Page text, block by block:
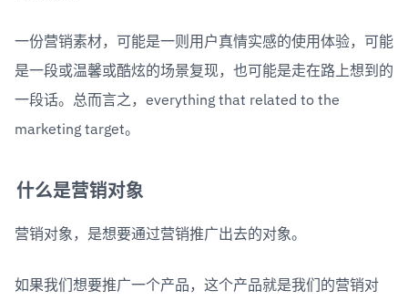
一份营销素材，可能是一则用户真情实感的使用体验，可能
是一段或温馨或酷炫的场景复现，也可能是走在路上想到的
一段话。总而言之，everything that related to the
marketing target。
什么是营销对象
营销对象，是想要通过营销推广出去的对象。
如果我们想要推广一个产品，这个产品就是我们的营销对